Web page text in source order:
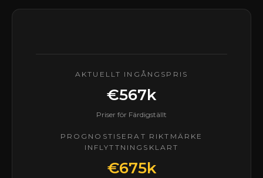
AKTUELLT INGÅNGSPRIS
€567k
Priser för Färdigställt
PROGNOSTISERAT RIKTMÄRKE
INFLYTTNINGSKLART
€675k